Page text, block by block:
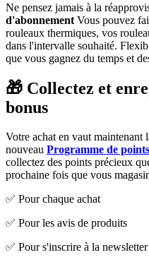
Ne pensez jamais à la
d'abonnement Vous pouvez
rouleaux thermiques, vos
dans l'intervalle souhaité.
que vous gagnez du temps et
🎁 Collectez et
bonus
Votre achat en vaut
nouveau Programme de
collectez des points précieux
prochaine fois que vous
✅ Pour chaque achat
✅ Pour les avis de produits
✅ Pour s'inscrire à la newsletter